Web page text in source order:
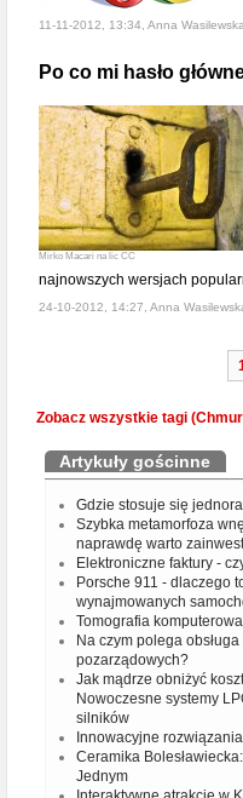
11-11-2012, 13:34, Anna
Po co mi hasło
Mirko Macari na lic CC
najnowszych wersjach
24-10-2012, 14:27, Anna
Zobacz wszystkie tagi
Artykuły gościnne
Gdzie stosuje się
Szybka metamorfoza
naprawdę warto
Elektroniczne faktury -
Porsche 911 - dlaczego
wynajmowanych
Tomografia
Na czym polega
pozarządowych?
Jak mądrze obniżyć
Nowoczesne systemy
silników
Innowacyjne
Ceramika
Jednym